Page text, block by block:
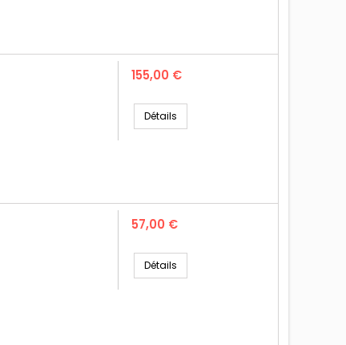
Prix
155,00 €
Détails
Prix
57,00 €
Détails